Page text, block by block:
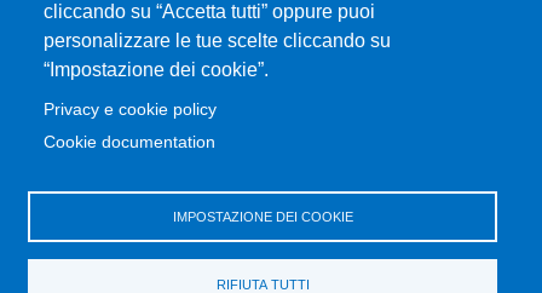
cliccando su “Accetta tutti” oppure puoi
personalizzare le tue scelte cliccando su
“Impostazione dei cookie”.
Privacy e cookie policy
Cookie documentation
IMPOSTAZIONE DEI COOKIE
RIFIUTA TUTTI
Centralino: 090 676 1
MENÙ SOCIAL
MENÙ FOOTER 1
Accessibility statement